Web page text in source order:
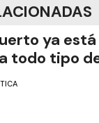
ya
todo tipo